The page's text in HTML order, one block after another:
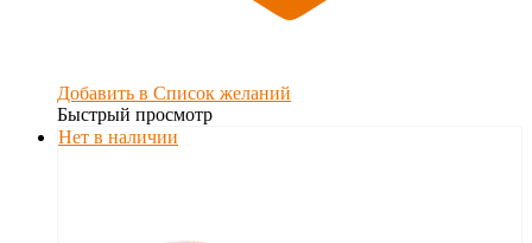
Добавить в Список желаний
Быстрый просмотр
Нет в наличии